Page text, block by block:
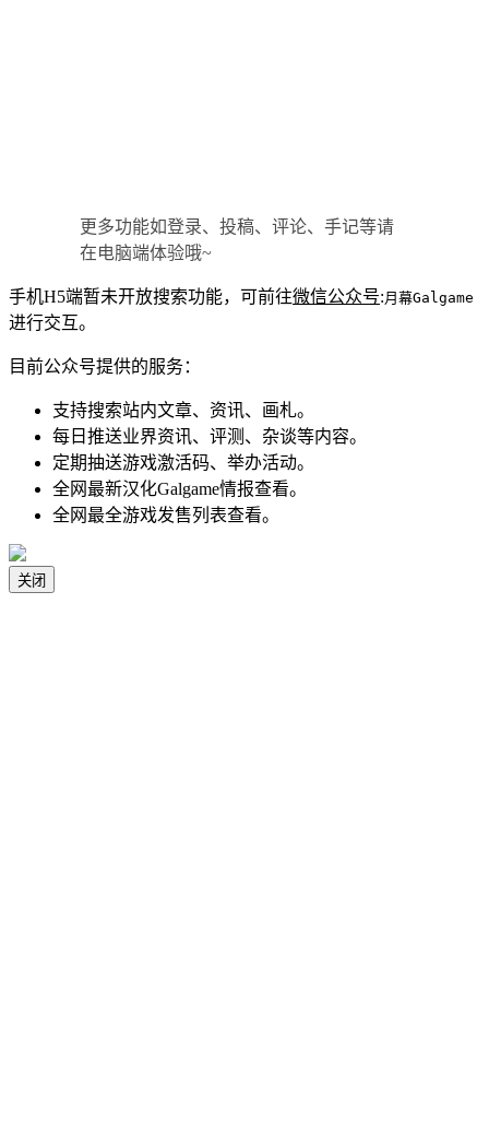
更多功能如登录、投稿、评论、手记等请
在电脑端体验哦~
手机H5端暂未开放搜索功能，可前往微信公众号:月幕Galgame
进行交互。
目前公众号提供的服务：
支持搜索站内文章、资讯、画札。
每日推送业界资讯、评测、杂谈等内容。
定期抽送游戏激活码、举办活动。
全网最新汉化Galgame情报查看。
全网最全游戏发售列表查看。
关闭